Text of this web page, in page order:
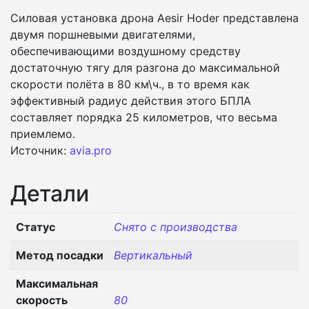
Силовая установка дрона Aesir Hoder представлена
двумя поршневыми двигателями,
обеспечивающими воздушному средству
достаточную тягу для разгона до максимальной
скорости полёта в 80 км\ч., в то время как
эффективный радиус действия этого БПЛА
составляет порядка 25 километров, что весьма
приемлемо.
Источник: avia.pro
Детали
Статус Снято с производства
Метод посадки Вертикальный
Максимальная
скорость
80